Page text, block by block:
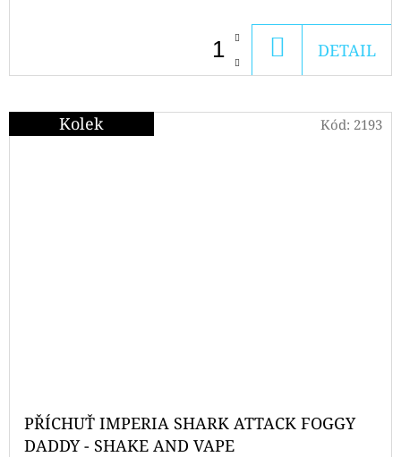
KOŠÍKU
DETAIL
Kolek
PŘÍCHUŤ IMPERIA SHARK ATTACK FOGGY
DADDY - SHAKE AND VAPE
Kód: 2193